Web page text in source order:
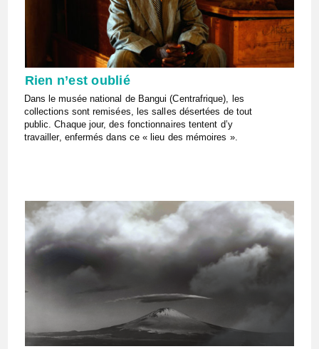
Rien n’est oublié
Dans le musée national de Bangui (Centrafrique), les
collections sont remisées, les salles désertées de tout
public. Chaque jour, des fonctionnaires tentent d’y
travailler, enfermés dans ce « lieu des mémoires ».